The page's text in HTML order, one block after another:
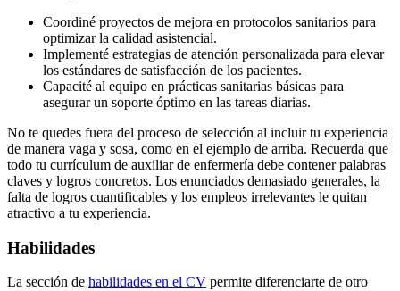
Coordiné proyectos de mejora en protocolos sanitarios para
optimizar la calidad asistencial.
Implementé estrategias de atención personalizada para elevar
los estándares de satisfacción de los pacientes.
Capacité al equipo en prácticas sanitarias básicas para
asegurar un soporte óptimo en las tareas diarias.
No te quedes fuera del proceso de selección al incluir tu experiencia
de manera vaga y sosa, como en el ejemplo de arriba. Recuerda que
todo tu currículum de auxiliar de enfermería debe contener palabras
claves y logros concretos. Los enunciados demasiado generales, la
falta de logros cuantificables y los empleos irrelevantes le quitan
atractivo a tu experiencia.
Habilidades
La sección de habilidades en el CV permite diferenciarte de otro